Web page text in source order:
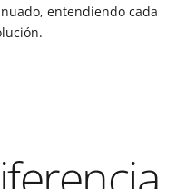
entendiendo cada